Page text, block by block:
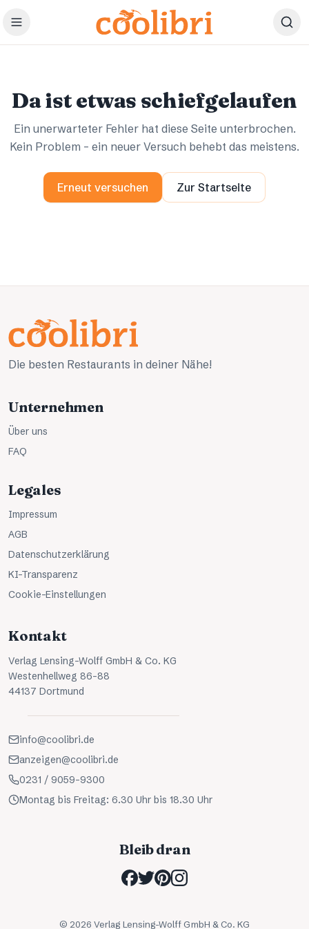
Zum Hauptinhalt springen
Da ist etwas schiefgelaufen
Ein unerwarteter Fehler hat diese Seite unterbrochen.
Kein Problem – ein neuer Versuch behebt das meistens.
Erneut versuchen Zur Startseite
Die besten Restaurants in deiner Nähe!
Unternehmen
Über uns
FAQ
Legales
Impressum
AGB
Datenschutzerklärung
KI-Transparenz
Cookie-Einstellungen
Kontakt
Verlag Lensing-Wolff GmbH & Co. KG
Westenhellweg 86-88
44137 Dortmund
info@coolibri.de
anzeigen@coolibri.de
0231 / 9059-9300
Montag bis Freitag: 6.30 Uhr bis 18.30 Uhr
Bleib dran
© 2026 Verlag Lensing-Wolff GmbH & Co. KG